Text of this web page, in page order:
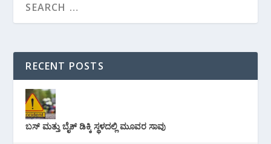
RECENT POSTS
ಬಸ್ ಮತ್ತು ಬೈಕ್ ಡಿಕ್ಕಿ ಸ್ಥಳದಲ್ಲಿ ಮೂವರ ಸಾವು